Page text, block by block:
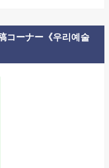
コーナー《우리예술